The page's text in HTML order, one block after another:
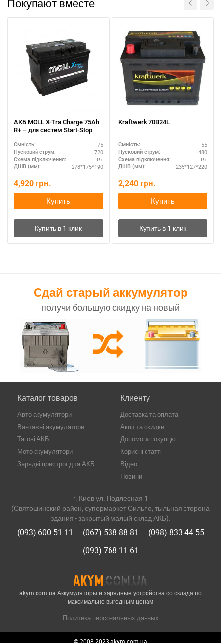
Покупают вместе
АКБ MOLL X-Tra Charge 75Ah
R+ – для систем Start-Stop
Ємність: 75
Пусковий струм: 720
Схема підключення: R+
ДШВ (мм): 278*175*190
4,920 грн.
Купить
Kraftwerk 70B24L
Ємність: 55
Пусковий струм: 480
Схема підключення: R+
ДШВ (мм): 235*127*220
2,240 грн.
Купить
Сдай старый аккумулятор
получи большую скидку на новый
akym.com.ua Аккумуляторы и зарядные устройства со склада по
максимально выгодным ценам
Политика персональных данных
Каталог товаров
Авто акумулятори
Вантажні акумулятори
Тягові АКБ
Мото акумулятори
Зарядні пристрої для АКБ
Клиенту
Доставка та оплата
Акції та скидки
Допомога покупцю
Корисні статті
Відео
Новини
г. Киев ул. Подлесная 1
(Святошинский район, супермаркет Сильпо, тыльная сторона
здания - закрытый малый склад АКБ).
(093) 600-51-11 (067) 538-88-81
(098) 833-44-55
(093) 768-11-61
© 2008-2023 akym.com.ua